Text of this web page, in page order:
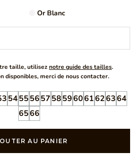
Or Blanc
taille, utiliseznotre guide des tailles.
disponibles, merci de nous contacter.
5455565758596061626364
6566
AU PANIER